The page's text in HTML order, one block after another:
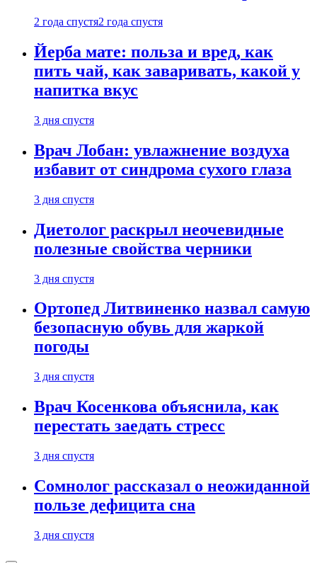
2 года спустя2 года спустя
Йерба мате: польза и вред, как
пить чай, как заваривать, какой у
напитка вкус
3 дня спустя
Врач Лобан: увлажнение воздуха
избавит от синдрома сухого глаза
3 дня спустя
Диетолог раскрыл неочевидные
полезные свойства черники
3 дня спустя
Ортопед Литвиненко назвал самую
безопасную обувь для жаркой
погоды
3 дня спустя
Врач Косенкова объяснила, как
перестать заедать стресс
3 дня спустя
Сомнолог рассказал о неожиданной
пользе дефицита сна
3 дня спустя